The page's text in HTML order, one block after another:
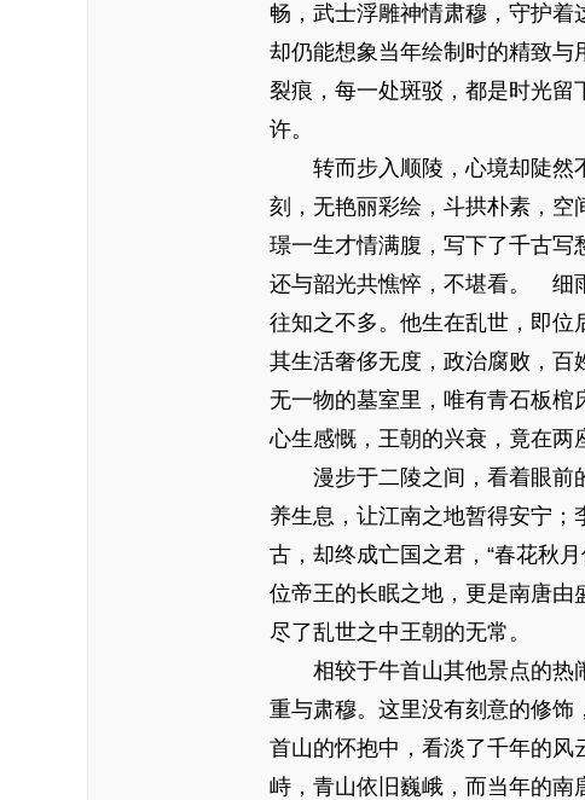
畅，武士浮雕神情肃穆，守护着
却仍能想象当年绘制时的精致
裂痕，每一处斑驳，都是时光留
许。
转而步入顺陵，心境却陡然不
刻，无艳丽彩绘，斗拱朴素，
璟一生才情满腹，写下了千古
还与韶光共憔悴，不堪看。 细
往知之不多。他生在乱世，即位
其生活奢侈无度，政治腐败，
无一物的墓室里，唯有青石板
心生感慨，王朝的兴衰，竟在两
漫步于二陵之间，看着眼前的
养生息，让江南之地暂得安宁
古，却终成亡国之君，“春花秋
位帝王的长眠之地，更是南唐
尽了乱世之中王朝的无常。
相较于牛首山其他景点的热闹
重与肃穆。这里没有刻意的修
首山的怀抱中，看淡了千年的
峙，青山依旧巍峨，而当年的